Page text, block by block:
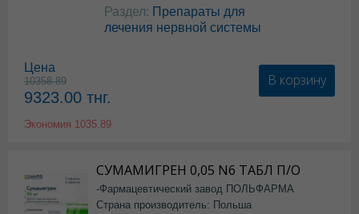
Раздел: Препараты для
лечения нервной системы
Цена
10358.89
9323.00 тнг.
Экономия 1035.89
В корзину
СУМАМИГРЕН 0,05 N6 ТАБЛ П/О
-Фармацевтический завод ПОЛЬФАРМА
Страна производитель: Польша